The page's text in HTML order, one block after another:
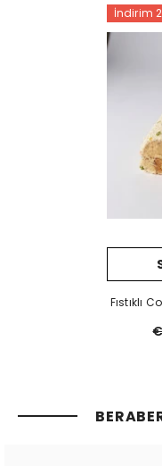
İndirim
Fıstıklı